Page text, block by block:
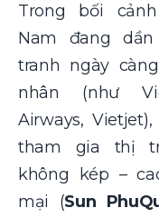
Trong bối
Nam đang
tranh ngày
nhân (như
Airways,
tham gia thị
không kép –
mại
(Sun